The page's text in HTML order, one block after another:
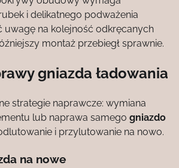
i delikatnego podważenia
uwagę na kolejność odkręcanych
montaż przebiegł sprawnie.
gniazda ładowania
strategie naprawcze: wymiana
lub naprawa samego gniazdo
i przylutowanie na nowo.
na nowe